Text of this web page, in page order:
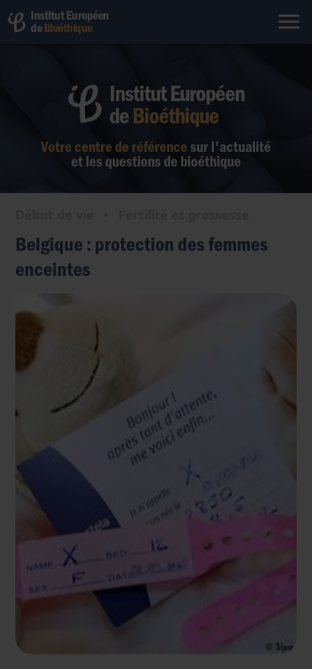
Institut Européen
deBioéthique
Votre centre de référence sur l'actualité
et les questions de bioéthique
Institut Européen
deBioéthique
Belgique : protection des femmes
enceintes